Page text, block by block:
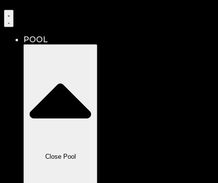
POOL
Close Pool